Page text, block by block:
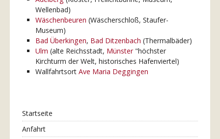
Wellenbad)
Wäschenbeuren (Wäscherschloß, Staufer-
Museum)
Bad Überkingen, Bad Ditzenbach (Thermalbäder)
Ulm (alte Reichsstadt, Münster"höchster
Kirchturm der Welt, historisches Hafenviertel)
Wallfahrtsort Ave Maria Deggingen
Startseite
Anfahrt